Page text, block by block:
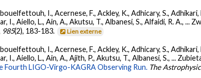
I., Acernese, F., Ackley, K., Adhicary, S.,
I., Aiello, L., Ain, A., Akutsu, T., Albanesi, S., Alfaidi, R. A., ...
985(2), 183-183. Lien externe
I., Acernese, F., Ackley, K., Adhicary, S.,
I., Aiello, L., Ain, A., Ajith, P., Akutsu, T., Albanesi, S., ...
Fourth LIGO-Virgo-KAGRA Observing Run. The